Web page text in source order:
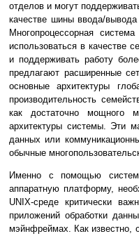
отделов и могут
качестве шины ввода/
Многопроцессорная
использоваться в качестве
и поддерживать работу
предлагают расширенные
основные архитектуры
производительность
как достаточно мощного
архитектуры системы. Эти
данных или
обычные
Именно с помощью
аппаратную платформу,
UNIX-среде критически
приложений обработки
мэйнфреймах. Как известно,